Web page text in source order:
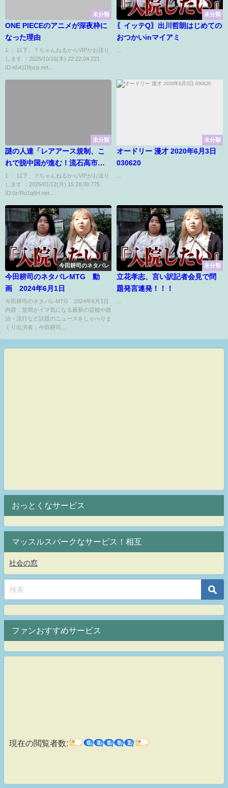
未分類
ONE PIECEのアニメが深夜枠に
なった理由
1 ： 以下、？ちゃんねるからVIPがお送り
します ：2025/10/16(木) 22:22:04.221
ID:n541Dfpzp.net...
未分類
〖イッテQ〗出川哲朗はじめての
おつかいinマイアミ
未分類
謎の人達「レアアース規制、こ
れで脱中国が進む！流石高市さ
ん！」←これwww
1 ： 以下、？ちゃんねるからVIPがお送り
します ：2026/01/12(月) 15:28:08.775
ID:0z/Ru1q6H.net...
未分類
オードリー 漫才 2020年6月3日
030620
今田耕司のネタバレ
今田耕司のネタバレMTG 動
画 2024年6月1日
今田耕司のネタバレMTG 2024年6月1日
内容：世間がイマ気になる最新の芸能や政
治・流行など話題のニュースをしゃべりま
くり出演者：今田耕司...
未分類
立花孝志、言い訳記者会見で問
題発言連発！！！
おっとくなサービス
マッスルスパークなサービス！相互
社会の窓
ファンおすすめサービス
現在の閲覧者数: